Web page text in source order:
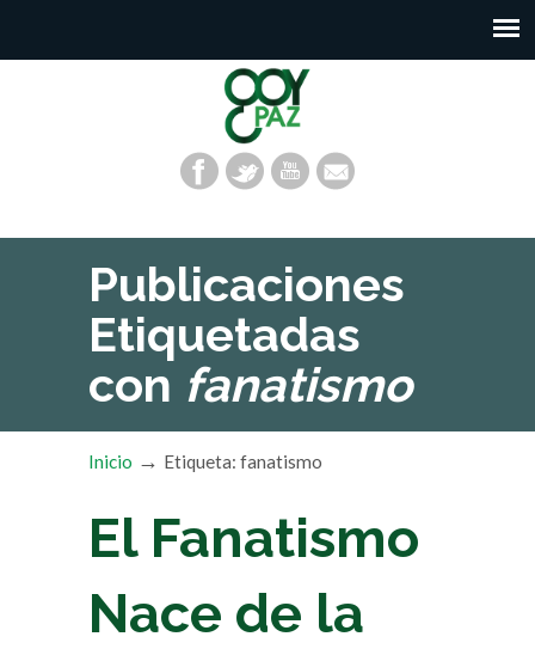
Publicaciones
Etiquetadas
con fanatismo
Inicio → Etiqueta: fanatismo
El Fanatismo
Nace de la